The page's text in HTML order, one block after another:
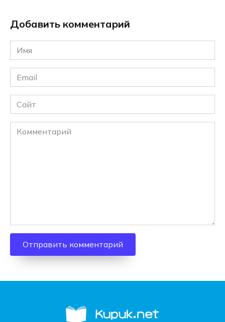
Добавить комментарий
Имя
*
Email
*
Сайт
Комментарий